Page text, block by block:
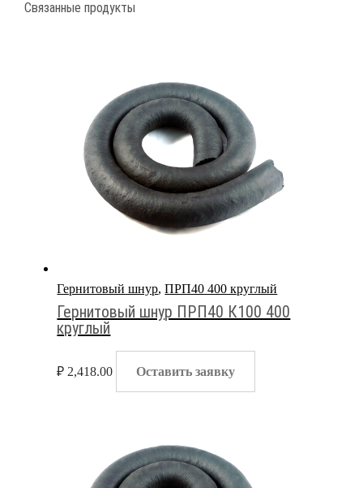
Связанные продукты
Гернитовый шнур,ПРП40 400 круглый
Гернитовый шнур ПРП40 К100 400
круглый
₽ 2,418.00 Оставить заявку